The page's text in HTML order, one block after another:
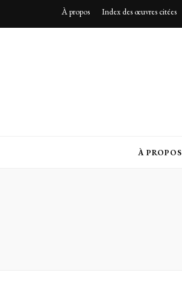
À propos Index des œuvres citées
À PROPOS